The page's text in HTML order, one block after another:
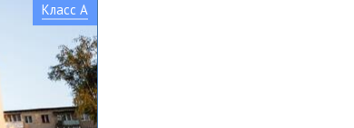
Класс A